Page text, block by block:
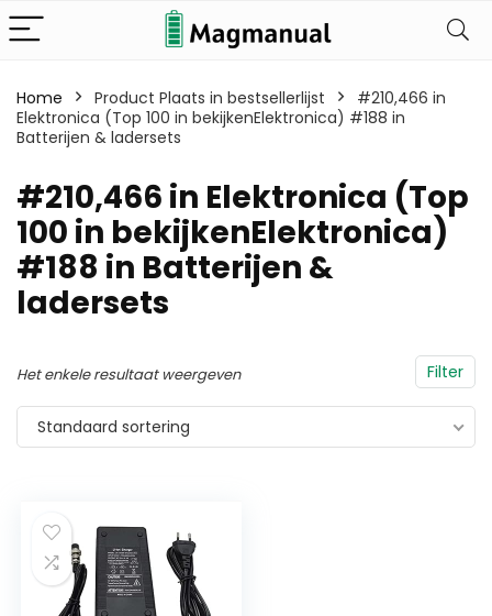
Home Product Plaats in bestsellerlijst
#210,466 in
Elektronica (Top 100 in bekijkenElektronica) #188 in
Batterijen & ladersets
#210,466 in Elektronica (Top
100 in bekijkenElektronica)
#188 in Batterijen &
ladersets
Filter
Het enkele resultaat weergeven
Standaard sortering